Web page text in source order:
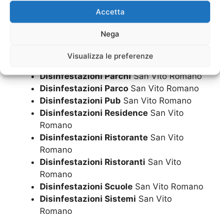
Accetta
Nega
Visualizza le preferenze
Disinfestazioni Locali TecniciSan Vito
Disinfestazioni Metodi
Disinfestazioni Negozi
Disinfestazioni ParchiSan Vito Romano
Disinfestazioni Parco San Vito Romano
Disinfestazioni Pub San Vito Romano
Disinfestazioni Residence San Vito
Romano
Disinfestazioni Ristorante San Vito
Romano
Disinfestazioni Ristoranti San Vito
Romano
Disinfestazioni Scuole San Vito Romano
Disinfestazioni Sistemi San Vito
Romano